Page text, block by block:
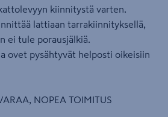
kiinnitystä varten.
lattiaan tarrakiinnityksellä,
ei tule porausjälkiä.
ovet pysähtyvät helposti oikeisiin
NOPEA TOIMITUS